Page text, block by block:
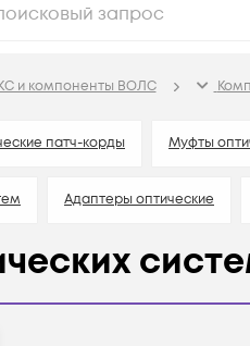
и компоненты ВОЛС
патч-корды Муфты
Адаптеры оптические